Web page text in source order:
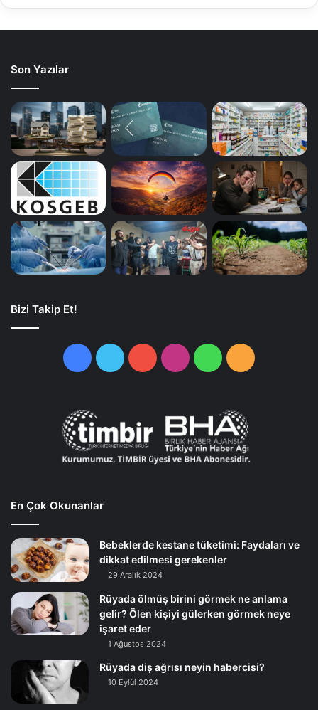
Son Yazılar
Bizi Takip Et!
FacebookTwitterYouTubeInstagramWhatsApp
RSS
En Çok Okunanlar
Bebeklerde kestane tüketimi: Faydaları ve
dikkat edilmesi gerekenler
29 Aralık 2024
Rüyada ölmüş birini görmek ne anlama
gelir? Ölen kişiyi gülerken görmek neye
işaret eder
1 Ağustos 2024
Rüyada diş ağrısı neyin habercisi?
10 Eylül 2024